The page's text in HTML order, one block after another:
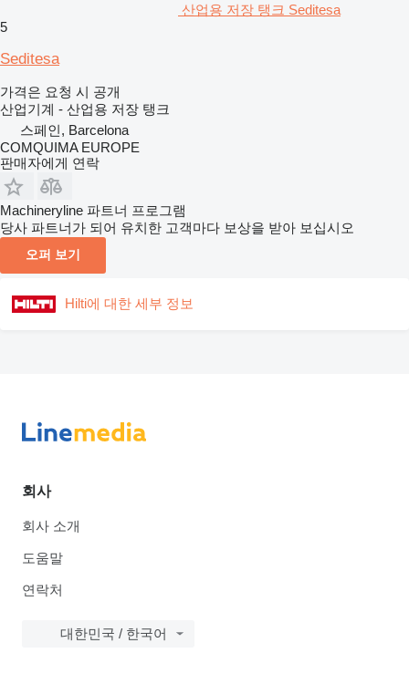
산업용 저장 탱크 Seditesa
5
Seditesa
가격은 요청 시 공개
산업기계 - 산업용 저장 탱크
스페인, Barcelona
COMQUIMA EUROPE
판매자에게 연락
Machineryline 파트너 프로그램
당사 파트너가 되어 유치한 고객마다 보상을 받아 보십시오
오퍼 보기
Hilti에 대한 세부 정보
회사
회사 소개
도움말
연락처
대한민국 / 한국어